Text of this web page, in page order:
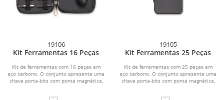
19106
Kit Ferramentas 16 Peças
Kit de ferramentas com 16 peças em
aço carbono. O conjunto apresenta uma
chave porta-bits com ponta magnética,
19105
Kit Ferramentas 25 Peças
Kit de ferramentas com 25 peças em
aço carbono. O conjunto apresenta uma
chave porta-bits com ponta magnética,